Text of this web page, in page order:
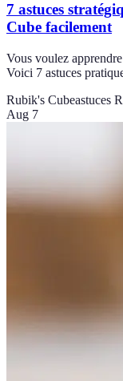
7 astuces
Cube facilement
Vous voulez
Voici 7 astuces
Rubik's Cubeastuces
Aug 7